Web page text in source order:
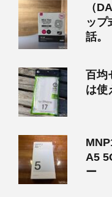
（
ッ
話。
百均
は使
A5
ー